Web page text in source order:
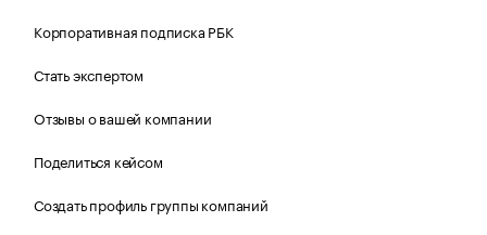
Корпоративная подписка РБК
Стать экспертом
Отзывы о вашей компании
Поделиться кейсом
Создать профиль группы компаний